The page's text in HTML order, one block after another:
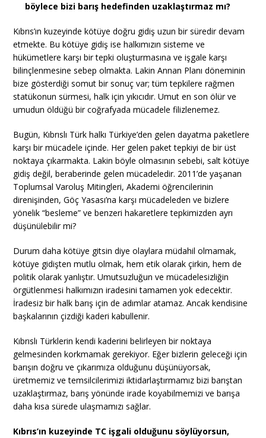
böylece bizi barış hedefinden uzaklaştırmaz mı?
Kıbrıs’ın kuzeyinde kötüye doğru gidiş uzun bir süredir devam
etmekte. Bu kötüye gidiş ise halkımızın sisteme ve
hükümetlere karşı bir tepki oluşturmasına ve işgale karşı
bilinçlenmesine sebep olmakta. Lakin Annan Planı döneminin
bize gösterdiği somut bir sonuç var; tüm tepkilere rağmen
statükonun sürmesi, halk için yıkıcıdır. Umut en son ölür ve
umudun öldüğü bir coğrafyada mücadele filizlenemez.
Bugün, Kıbrıslı Türk halkı Türkiye’den gelen dayatma paketlere
karşı bir mücadele içinde. Her gelen paket tepkiyi de bir üst
noktaya çıkarmakta. Lakin böyle olmasının sebebi, salt kötüye
gidiş değil, beraberinde gelen mücadeledir. 2011’de yaşanan
Toplumsal Varoluş Mitingleri, Akademi öğrencilerinin
direnişinden, Göç Yasası’na karşı mücadeleden ve bizlere
yönelik “besleme” ve benzeri hakaretlere tepkimizden ayrı
düşünülebilir mi?
Durum daha kötüye gitsin diye olaylara müdahil olmamak,
kötüye gidişten mutlu olmak, hem etik olarak çirkin, hem de
politik olarak yanlıştır. Umutsuzluğun ve mücadelesizliğin
örgütlenmesi halkımızın iradesini tamamen yok edecektir.
İradesiz bir halk barış için de adımlar atamaz. Ancak kendisine
başkalarının çizdiği kaderi kabullenir.
Kıbrıslı Türklerin kendi kaderini belirleyen bir noktaya
gelmesinden korkmamak gerekiyor. Eğer bizlerin geleceği için
barışın doğru ve çıkarımıza olduğunu düşünüyorsak,
üretmemiz ve temsilcilerimizi iktidarlaştırmamız bizi barıştan
uzaklaştırmaz, barış yönünde irade koyabilmemizi ve barışa
daha kısa sürede ulaşmamızı sağlar.
Kıbrıs’ın kuzeyinde TC işgali olduğunu söylüyorsun,